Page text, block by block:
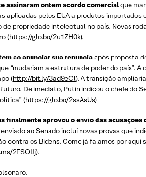
assinaram ontem acordo comercialque
aplicadas pelos EUA a produtos
propriedade intelectual no país. Novas
(https://glo.bo/2u1ZH0k).
ao anunciar sua renunciaapós proposta
“mudariam a estrutura de poder do país”.
(http://bit.ly/3ad9eCl). A transição
De imediato, Putin indicou o chefe do
(https://glo.bo/2ssAsUs).
finalmente aprovou o envio das
ao Senado incluí novas provas que
contra os Bidens. Como já falamos por
2FSOIJj).